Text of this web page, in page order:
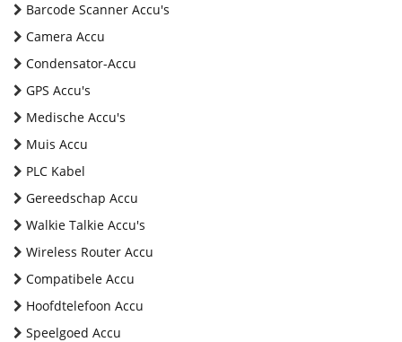
Barcode Scanner Accu's
Camera Accu
Condensator-Accu
GPS Accu's
Medische Accu's
Muis Accu
PLC Kabel
Gereedschap Accu
Walkie Talkie Accu's
Wireless Router Accu
Compatibele Accu
Hoofdtelefoon Accu
Speelgoed Accu